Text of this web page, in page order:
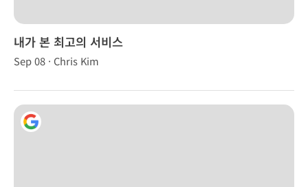
내가 본 최고의 서비스
Sep 08 · Chris Kim